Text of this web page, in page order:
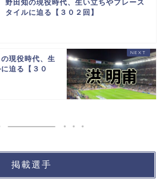
野田知の現役時代、生い立ちやプレース
タイルに迫る【３０２回】
現役時代、生
迫る【３０
掲載選手